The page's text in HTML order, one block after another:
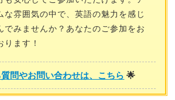
な雰囲気の中で、英語の魅力を感じ
でみませんか？あなたのご参加をお
ります！
問やお問い合わせは、こちら 🌟